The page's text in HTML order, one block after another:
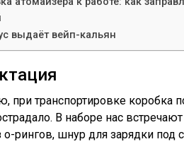
выдаёт вейп-кальян
при транспортировке коробка
В наборе нас
рингов, шнур для зарядки под